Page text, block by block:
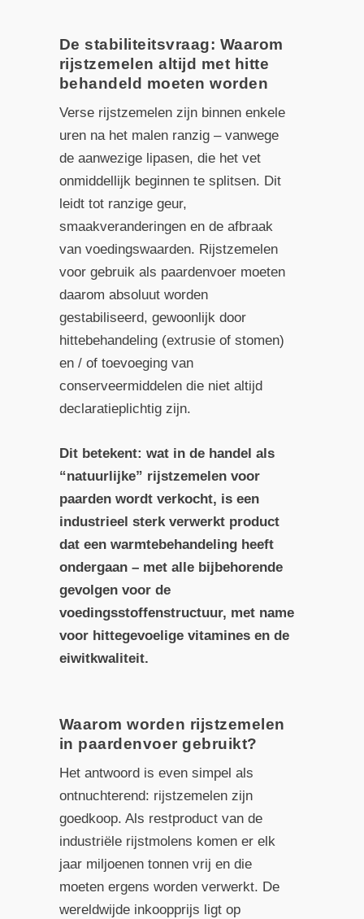
De stabiliteitsvraag: Waarom
rijstzemelen altijd met hitte
behandeld moeten worden
Verse rijstzemelen zijn binnen enkele
uren na het malen ranzig – vanwege
de aanwezige lipasen, die het vet
onmiddellijk beginnen te splitsen. Dit
leidt tot ranzige geur,
smaakveranderingen en de afbraak
van voedingswaarden. Rijstzemelen
voor gebruik als paardenvoer moeten
daarom absoluut worden
gestabiliseerd, gewoonlijk door
hittebehandeling (extrusie of stomen)
en / of toevoeging van
conserveermiddelen die niet altijd
declaratieplichtig zijn.
Dit betekent: wat in de handel als
“natuurlijke” rijstzemelen voor
paarden wordt verkocht, is een
industrieel sterk verwerkt product
dat een warmtebehandeling heeft
ondergaan – met alle bijbehorende
gevolgen voor de
voedingsstoffenstructuur, met name
voor hittegevoelige vitamines en de
eiwitkwaliteit.
Waarom worden rijstzemelen
in paardenvoer gebruikt?
Het antwoord is even simpel als
ontnuchterend: rijstzemelen zijn
goedkoop. Als restproduct van de
industriële rijstmolens komen er elk
jaar miljoenen tonnen vrij en die
moeten ergens worden verwerkt. De
wereldwijde inkoopprijs ligt op